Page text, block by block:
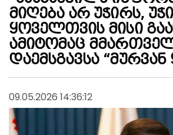
მიღება არ უჭირს,
ყოველთვის მისი
ამიტომაც
დაემსგავსა “მურვან
09.05.2026 14:36:12